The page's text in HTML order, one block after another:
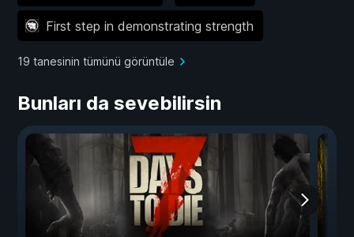
First step in demonstrating strength
19 tanesinin tümünü görüntüle
Bunları da sevebilirsin